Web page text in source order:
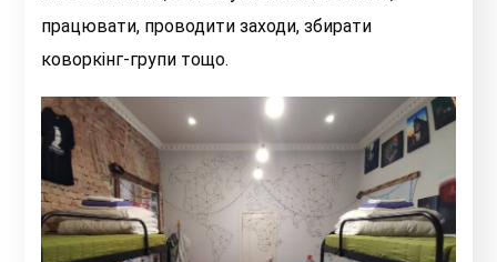
працювати, проводити заходи, збирати
коворкінг-групи тощо.